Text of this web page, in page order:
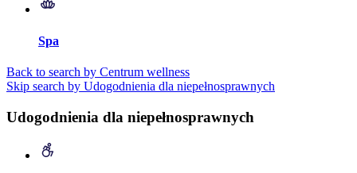
Spa
Back to search by Centrum wellness
Skip search by Udogodnienia dla niepełnosprawnych
Udogodnienia dla niepełnosprawnych